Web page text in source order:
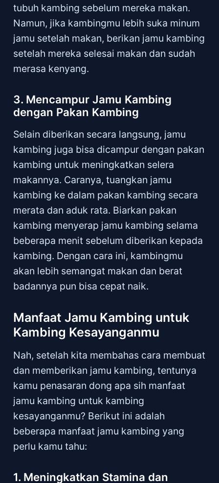
tubuh kambing sebelum mereka makan.
Namun, jika kambingmu lebih suka minum
jamu setelah makan, berikan jamu kambing
setelah mereka selesai makan dan sudah
merasa kenyang.
3. Mencampur Jamu Kambing
dengan Pakan Kambing
Selain diberikan secara langsung, jamu
kambing juga bisa dicampur dengan pakan
kambing untuk meningkatkan selera
makannya. Caranya, tuangkan jamu
kambing ke dalam pakan kambing secara
merata dan aduk rata. Biarkan pakan
kambing menyerap jamu kambing selama
beberapa menit sebelum diberikan kepada
kambing. Dengan cara ini, kambingmu
akan lebih semangat makan dan berat
badannya pun bisa cepat naik.
Manfaat Jamu Kambing untuk
Kambing Kesayanganmu
Nah, setelah kita membahas cara membuat
dan memberikan jamu kambing, tentunya
kamu penasaran dong apa sih manfaat
jamu kambing untuk kambing
kesayanganmu? Berikut ini adalah
beberapa manfaat jamu kambing yang
perlu kamu tahu:
1. Meningkatkan Stamina dan